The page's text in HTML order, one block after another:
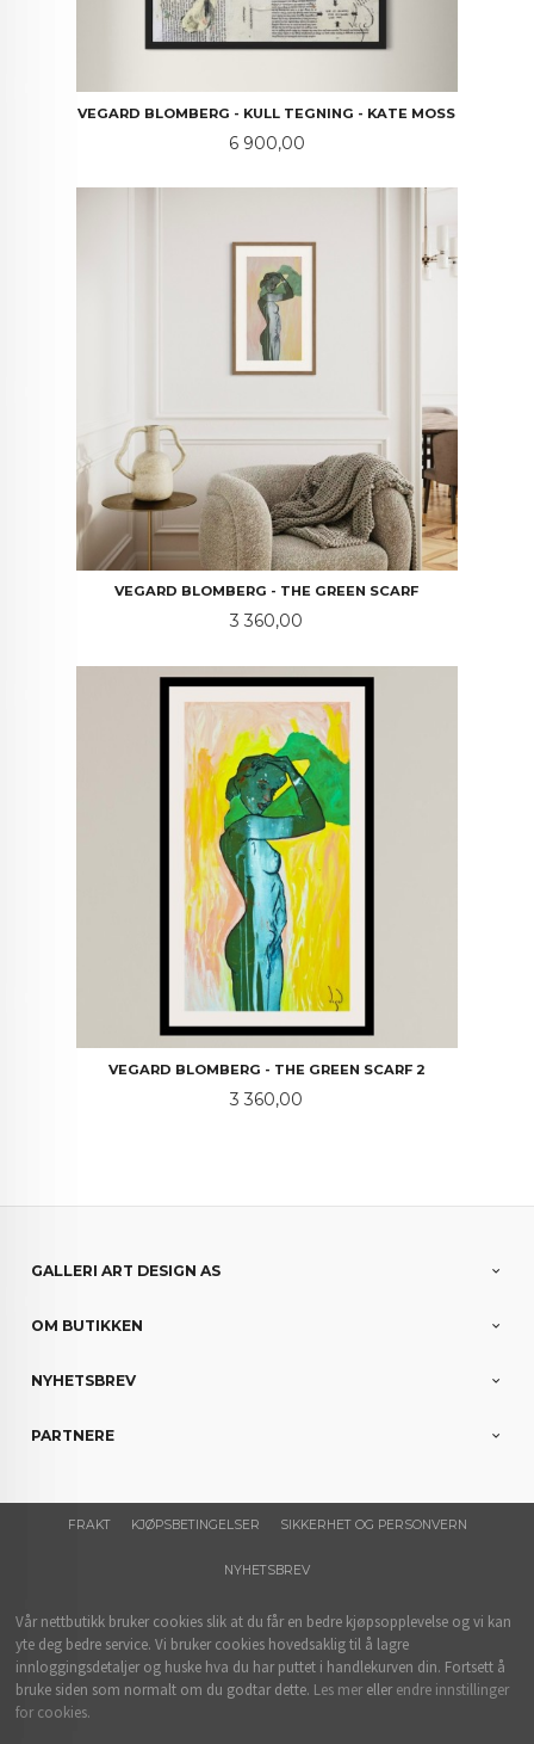
VEGARD BLOMBERG - KULL TEGNING - KATE MOSS
Pris
6 900,00
VEGARD BLOMBERG - THE GREEN SCARF
Pris
3 360,00
VEGARD BLOMBERG - THE GREEN SCARF 2
Pris
3 360,00
GALLERI ART DESIGN AS
OM BUTIKKEN
NYHETSBREV
PARTNERE
FRAKT KJØPSBETINGELSER SIKKERHET OG PERSONVERN
NYHETSBREV
Vår nettbutikk bruker cookies slik at du får en bedre kjøpsopplevelse og vi kan
yte deg bedre service. Vi bruker cookies hovedsaklig til å lagre
innloggingsdetaljer og huske hva du har puttet i handlekurven din. Fortsett å
bruke siden som normalt om du godtar dette. Les mer eller endre innstillinger
for cookies.